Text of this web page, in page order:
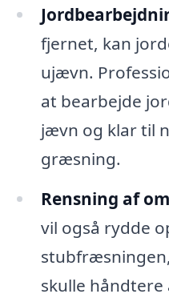
fjernet, kan
ujævn.
at bearbejde
jævn og klar til
græsning.
Rensning af
vil også rydde
skulle